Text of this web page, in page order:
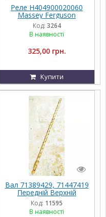
Реле H404900020060
Massey Ferguson
Код: 3264
В наявності
325,00 грн.
Купити
Вал 71389429, 71447419
Передній Верхній
Приводу Грохота
Massey Ferguson
Код: 11595
В наявності